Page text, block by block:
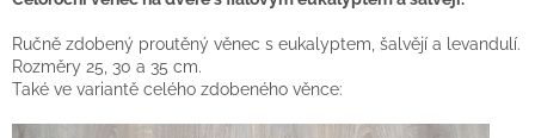
Ručně zdobený proutěný věnec s eukalyptem, šalvějí a levandulí.
Rozměry 25, 30 a 35 cm.
Také ve variantě celého zdobeného věnce: